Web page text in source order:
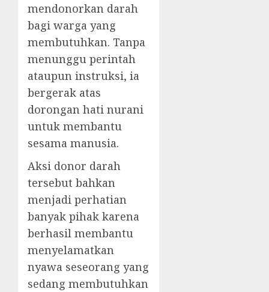
mendonorkan darah
bagi warga yang
membutuhkan. Tanpa
menunggu perintah
ataupun instruksi, ia
bergerak atas
dorongan hati nurani
untuk membantu
sesama manusia.
Aksi donor darah
tersebut bahkan
menjadi perhatian
banyak pihak karena
berhasil membantu
menyelamatkan
nyawa seseorang yang
sedang membutuhkan